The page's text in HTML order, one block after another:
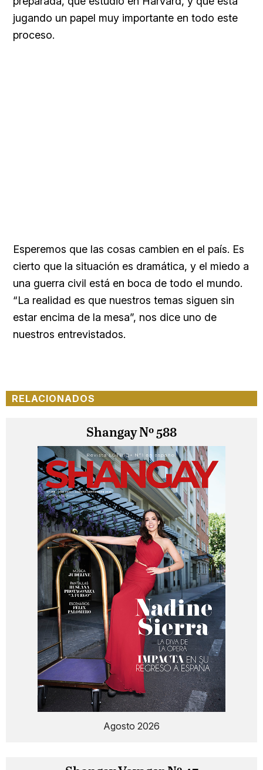
jugando un papel muy importante en todo este
proceso.
Esperemos que las cosas cambien en el país. Es
cierto que la situación es dramática, y el miedo a
una guerra civil está en boca de todo el mundo.
“La realidad es que nuestros temas siguen sin
estar encima de la mesa”, nos dice uno de
nuestros entrevistados.
RELACIONADOS
Shangay Nº 588
Agosto 2026